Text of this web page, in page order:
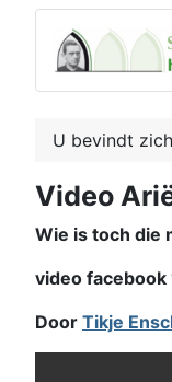
U bevindt
Video
Wie is toch die
video facebook
Door Tikje